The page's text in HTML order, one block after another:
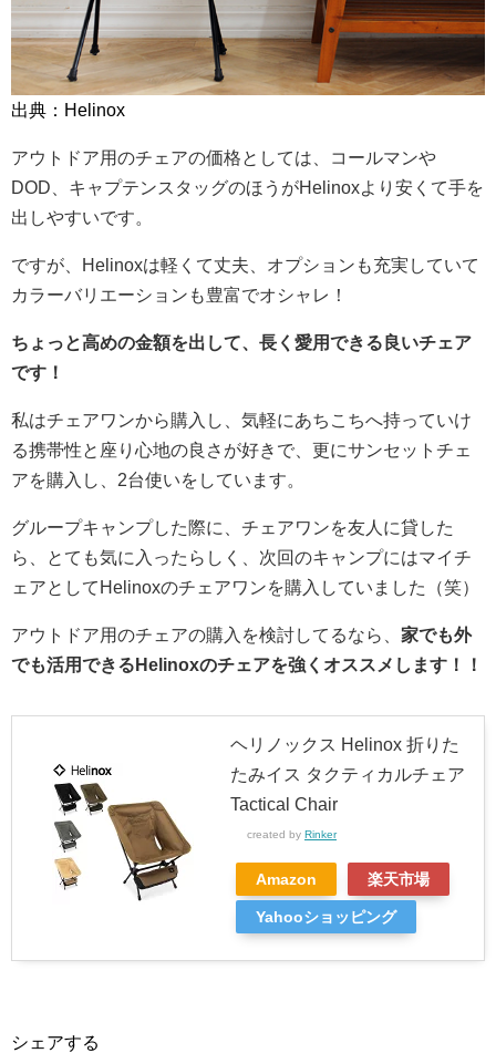
出典：Helinox
アウトドア用のチェアの価格としては、コールマンや
DOD、キャプテンスタッグのほうがHelinoxより安くて手を
出しやすいです。
ですが、Helinoxは軽くて丈夫、オプションも充実していて
カラーバリエーションも豊富でオシャレ！
ちょっと高めの金額を出して、長く愛用できる良いチェア
です！
私はチェアワンから購入し、気軽にあちこちへ持っていけ
る携帯性と座り心地の良さが好きで、更にサンセットチェ
アを購入し、2台使いをしています。
グループキャンプした際に、チェアワンを友人に貸した
ら、とても気に入ったらしく、次回のキャンプにはマイチ
ェアとしてHelinoxのチェアワンを購入していました（笑）
アウトドア用のチェアの購入を検討してるなら、 家でも外
でも活用できるHelinoxのチェアを強くオススメします！！
ヘリノックス Helinox 折りた
たみイス タクティカルチェア
Tactical Chair
created by Rinker
Amazon 楽天市場
Yahooショッピング
シェアする